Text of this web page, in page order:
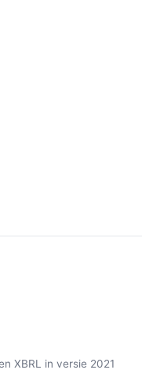
XBRL in versie 2021